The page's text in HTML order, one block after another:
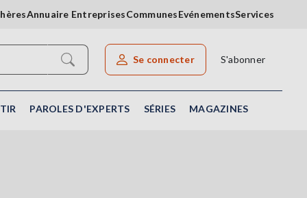
Annuaire EntreprisesCommunesEvénementsServices
Rechercher un article
Se connecter S'abonner
PAROLES D'EXPERTS SÉRIES MAGAZINES